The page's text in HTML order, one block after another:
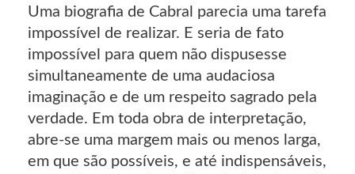
Uma biografia de Cabral parecia uma tarefa
impossível de realizar. E seria de fato
impossível para quem não dispusesse
simultaneamente de uma audaciosa
imaginação e de um respeito sagrado pela
verdade. Em toda obra de interpretação,
abre-se uma margem mais ou menos larga,
em que são possíveis, e até indispensáveis,